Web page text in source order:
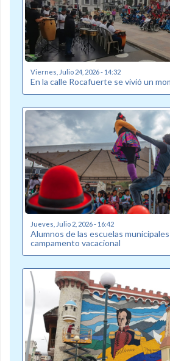
Viernes, Julio 24, 2026 - 14:32
En la calle Rocafuerte se vivió un
Jueves, Julio 2, 2026 - 16:42
Alumnos de las escuelas
campamento vacacional